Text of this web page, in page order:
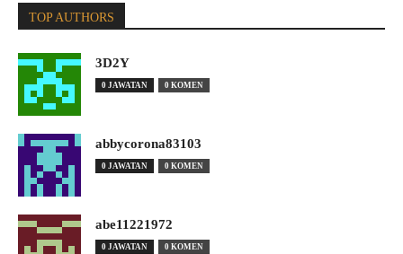
TOP AUTHORS
3D2Y
0 JAWATAN 0 KOMEN
abbycorona83103
0 JAWATAN 0 KOMEN
abe11221972
0 JAWATAN 0 KOMEN